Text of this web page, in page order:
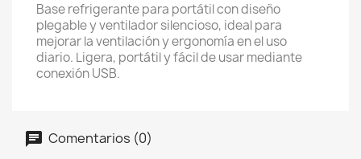
Base refrigerante para portátil con diseño
plegable y ventilador silencioso, ideal para
mejorar la ventilación y ergonomía en el uso
diario. Ligera, portátil y fácil de usar mediante
conexión USB.
Comentarios (0)